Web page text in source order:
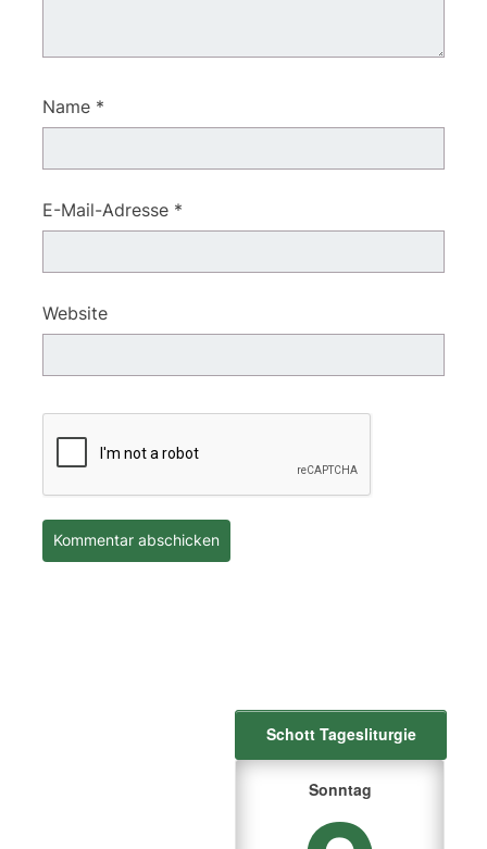
Name *
E-Mail-Adresse *
Website
Schott Tagesliturgie
Sonntag